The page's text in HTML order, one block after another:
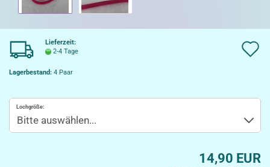
Lieferzeit:
2-4 Tage
Lagerbestand: 4 Paar
Lochgröße:
14,90 EUR